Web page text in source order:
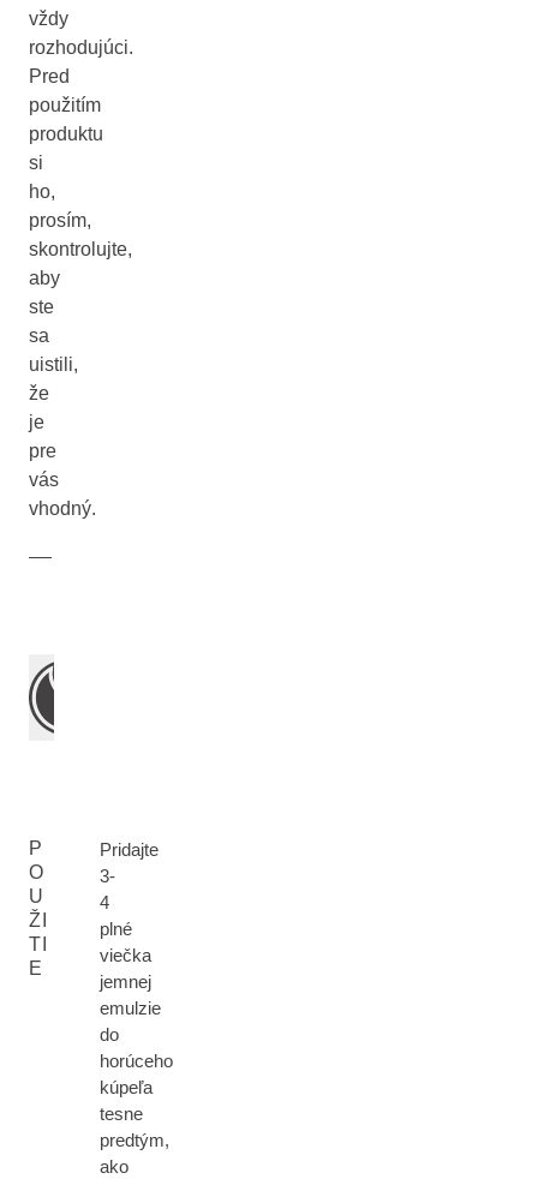
vždy
rozhodujúci.
Pred
použitím
produktu
si
ho,
prosím,
skontrolujte,
aby
ste
sa
uistili,
že
je
pre
vás
vhodný.
P
O
U
ŽI
TI
E
Pridajte
3-
4
plné
viečka
jemnej
emulzie
do
horúceho
kúpeľa
tesne
predtým,
ako